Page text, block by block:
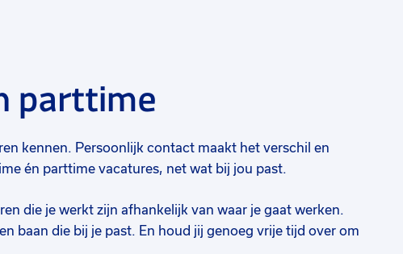
Voeg
aan
favorieten
parttime
kennen. Persoonlijk contact maakt het verschil en
én parttime vacatures, net wat bij jou past.
die je werkt zijn afhankelijk van waar je gaat werken.
baan die bij je past. En houd jij genoeg vrije tijd over om